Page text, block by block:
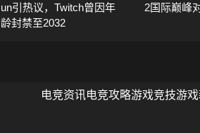
un引热议，Twitch曾因年
龄封禁至2032
2国际巅峰
电竞资讯电竞攻略游戏竞技游